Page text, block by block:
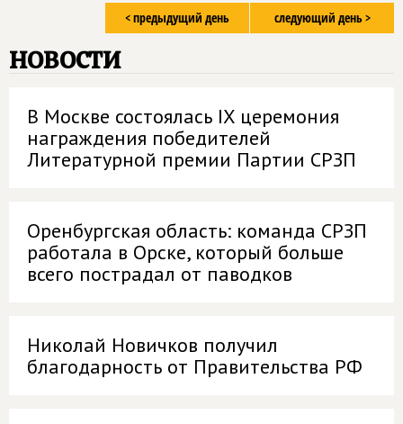
следующий день >
< предыдущий день
новости
В Москве состоялась IX церемония
награждения победителей
Литературной премии Партии СРЗП
Оренбургская область: команда СРЗП
работала в Орске, который больше
всего пострадал от паводков
Николай Новичков получил
благодарность от Правительства РФ